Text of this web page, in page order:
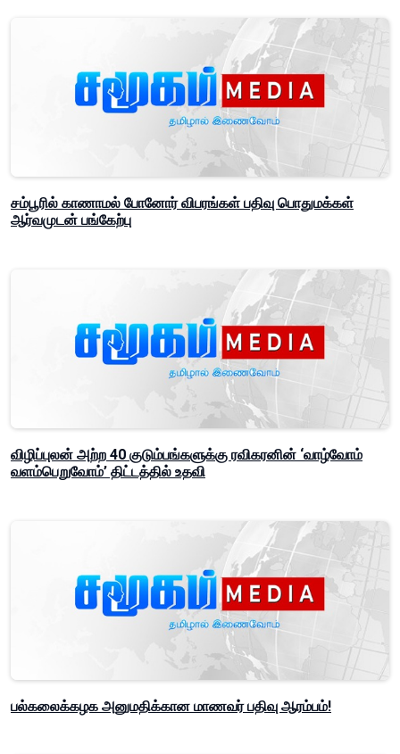
சம்பூரில் காணாமல் போனோர் விபரங்கள் பதிவு பொதுமக்கள்
ஆர்வமுடன் பங்கேற்பு
விழிப்புலன் அற்ற 40 குடும்பங்களுக்கு ரவிகரனின் ‘வாழ்வோம்
வளம்பெறுவோம்’ திட்டத்தில் உதவி
பல்கலைக்கழக அனுமதிக்கான மாணவர் பதிவு ஆரம்பம்!